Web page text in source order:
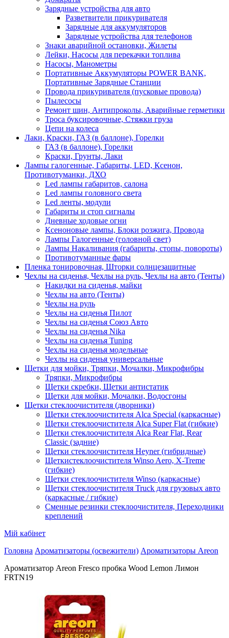
Зарядные устройства для авто
Разветвители прикуривателя
Зарядные для аккумуляторов
Зарядные устройства для телефонов
Знаки аварийной остановки, Жилеты
Лейки, Насосы для перекачки топлива
Насосы, Манометры
Портативные Аккумуляторы POWER BANK,
Портативные Зарядные Станции
Провода прикуривателя (пусковые провода)
Пылесосы
Ремонт шин, Антипроколы, Аварийные герметики
Троса буксировочные, Стяжки груза
Цепи на колеса
Лаки, Краски, ГАЗ (в баллоне), Горелки
ГАЗ (в баллоне), Горелки
Краски, Грунты, Лаки
Лампы галогенные, Габариты, LED, Ксенон,
Противотуманки, ДХО
Led лампы габаритов, салона
Led лампы головного света
Led ленты, модули
Габариты и стоп сигналы
Дневные ходовые огни
Ксеноновые лампы, Блоки розжига, Провода
Лампы Галогенные (головной свет)
Лампы Накаливания (габариты, стопы, повороты)
Противотуманные фары
Пленка тонировочная, Шторки солнцезащитные
Чехлы на сиденья, Чехлы на руль, Чехлы на авто (Тенты)
Накидки на сиденья, майки
Чехлы на авто (Тенты)
Чехлы на руль
Чехлы на сиденья Пилот
Чехлы на сиденья Союз Авто
Чехлы на сиденья Nika
Чехлы на сиденья Tuning
Чехлы на сиденья модельные
Чехлы на сиденья универсальные
Щетки для мойки, Тряпки, Мочалки, Микрофибры
Тряпки, Микрофибры
Щетки скребки, Щетки антистатик
Щетки для мойки, Мочалки, Водосгоны
Щетки стеклоочистителя (дворники)
Щетки стеклоочистителя Alca Special (каркасные)
Щетки стеклоочистителя Alca Super Flat (гибкие)
Щетки стеклоочистителя Alca Rear Flat, Rear
Classic (задние)
Щетки стеклоочистителя Heyner (гибридные)
Щеткистеклоочистителя Winso Aero, X-Treme
(гибкие)
Щетки стеклоочистителя Winso (каркасные)
Щетки стеклоочистителя Truck для грузовых авто
(каркасные / гибкие)
Сменные резинки стеклоочистителя, Переходники
креплений
Мій кабінет
Головна Ароматизаторы (освежители) Ароматизаторы Areon
Ароматизатор Areon Fresco пробка Wood Lemon Лимон
FRTN19